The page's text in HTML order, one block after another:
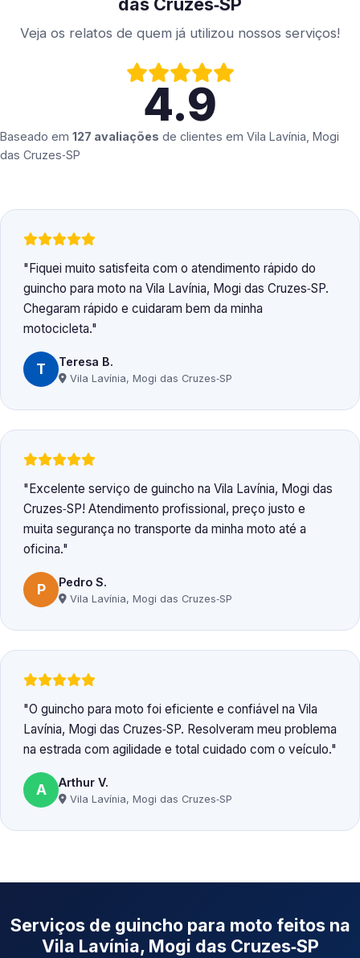
Veja os relatos de quem já utilizou nossos serviços!
4.9
Baseado em 127 avaliações de clientes em Vila Lavínia, Mogi
das Cruzes‑SP
Fiquei muito satisfeita com o atendimento rápido do
guincho para moto na Vila Lavínia, Mogi das Cruzes‑SP.
Chegaram rápido e cuidaram bem da minha
motocicleta.
T Teresa B.
Vila Lavínia, Mogi das Cruzes‑SP
Excelente serviço de guincho na Vila Lavínia, Mogi das
Cruzes‑SP! Atendimento profissional, preço justo e
muita segurança no transporte da minha moto até a
oficina.
P Pedro S.
Vila Lavínia, Mogi das Cruzes‑SP
O guincho para moto foi eficiente e confiável na Vila
Lavínia, Mogi das Cruzes‑SP. Resolveram meu problema
na estrada com agilidade e total cuidado com o veículo.
A Arthur V.
Vila Lavínia, Mogi das Cruzes‑SP
Serviços de guincho para moto feitos na
Vila Lavínia, Mogi das Cruzes‑SP